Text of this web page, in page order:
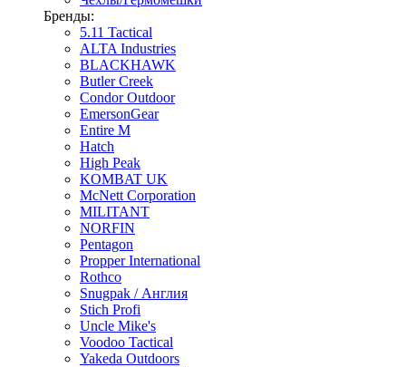
Бренды:
5.11 Tactical
ALTA Industries
BLACKHAWK
Butler Creek
Condor Outdoor
EmersonGear
Entire M
Hatch
High Peak
KOMBAT UK
McNett Corporation
MILITANT
NORFIN
Pentagon
Propper International
Rothco
Snugpak / Англия
Stich Profi
Uncle Mike's
Voodoo Tactical
Yakeda Outdoors